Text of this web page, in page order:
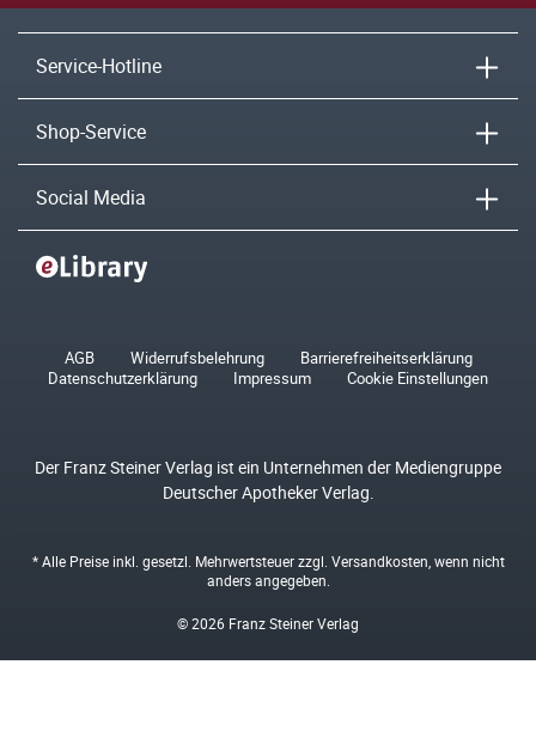
Service-Hotline
Shop-Service
Social Media
AGB Widerrufsbelehrung
Barrierefreiheitserklärung
Datenschutzerklärung
Impressum Cookie Einstellungen
Der Franz Steiner Verlag ist ein Unternehmen der Mediengruppe
Deutscher Apotheker Verlag.
* Alle Preise inkl. gesetzl. Mehrwertsteuer zzgl. Versandkosten , wenn nicht
anders angegeben.
© 2026 Franz Steiner Verlag